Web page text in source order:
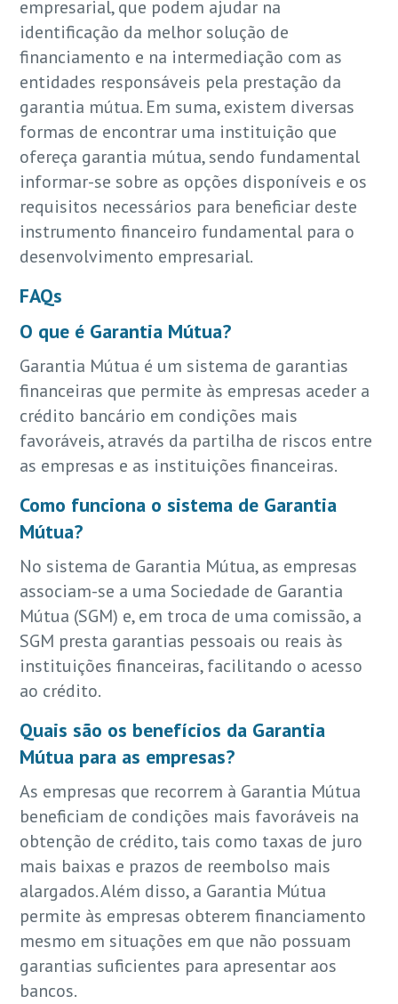
empresarial, que podem ajudar na
identificação da melhor solução de
financiamento e na intermediação com as
entidades responsáveis pela prestação da
garantia mútua. Em suma, existem diversas
formas de encontrar uma instituição que
ofereça garantia mútua, sendo fundamental
informar-se sobre as opções disponíveis e os
requisitos necessários para beneficiar deste
instrumento financeiro fundamental para o
desenvolvimento empresarial.
FAQs
O que é Garantia Mútua?
Garantia Mútua é um sistema de garantias
financeiras que permite às empresas aceder a
crédito bancário em condições mais
favoráveis, através da partilha de riscos entre
as empresas e as instituições financeiras.
Como funciona o sistema de Garantia
Mútua?
No sistema de Garantia Mútua, as empresas
associam-se a uma Sociedade de Garantia
Mútua (SGM) e, em troca de uma comissão, a
SGM presta garantias pessoais ou reais às
instituições financeiras, facilitando o acesso
ao crédito.
Quais são os benefícios da Garantia
Mútua para as empresas?
As empresas que recorrem à Garantia Mútua
beneficiam de condições mais favoráveis na
obtenção de crédito, tais como taxas de juro
mais baixas e prazos de reembolso mais
alargados. Além disso, a Garantia Mútua
permite às empresas obterem financiamento
mesmo em situações em que não possuam
garantias suficientes para apresentar aos
bancos.